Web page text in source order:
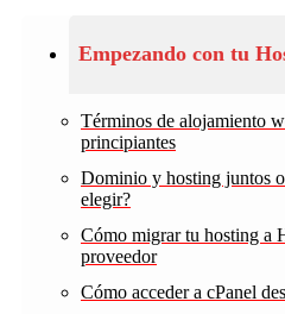
Empezando con tu
Términos de alojamiento
principiantes
Dominio y hosting juntos
elegir?
Cómo migrar tu hosting a
proveedor
Cómo acceder a cPanel